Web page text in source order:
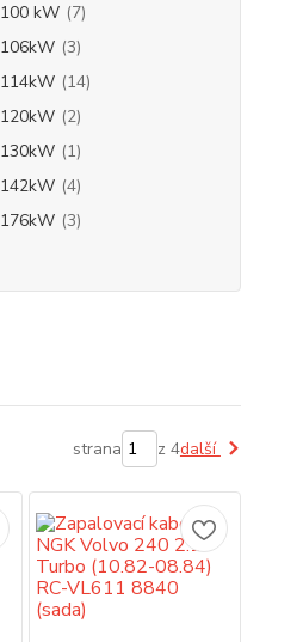
100 kW (7)
106kW (3)
114kW (14)
120kW (2)
130kW (1)
142kW (4)
176kW (3)
strana z 4další